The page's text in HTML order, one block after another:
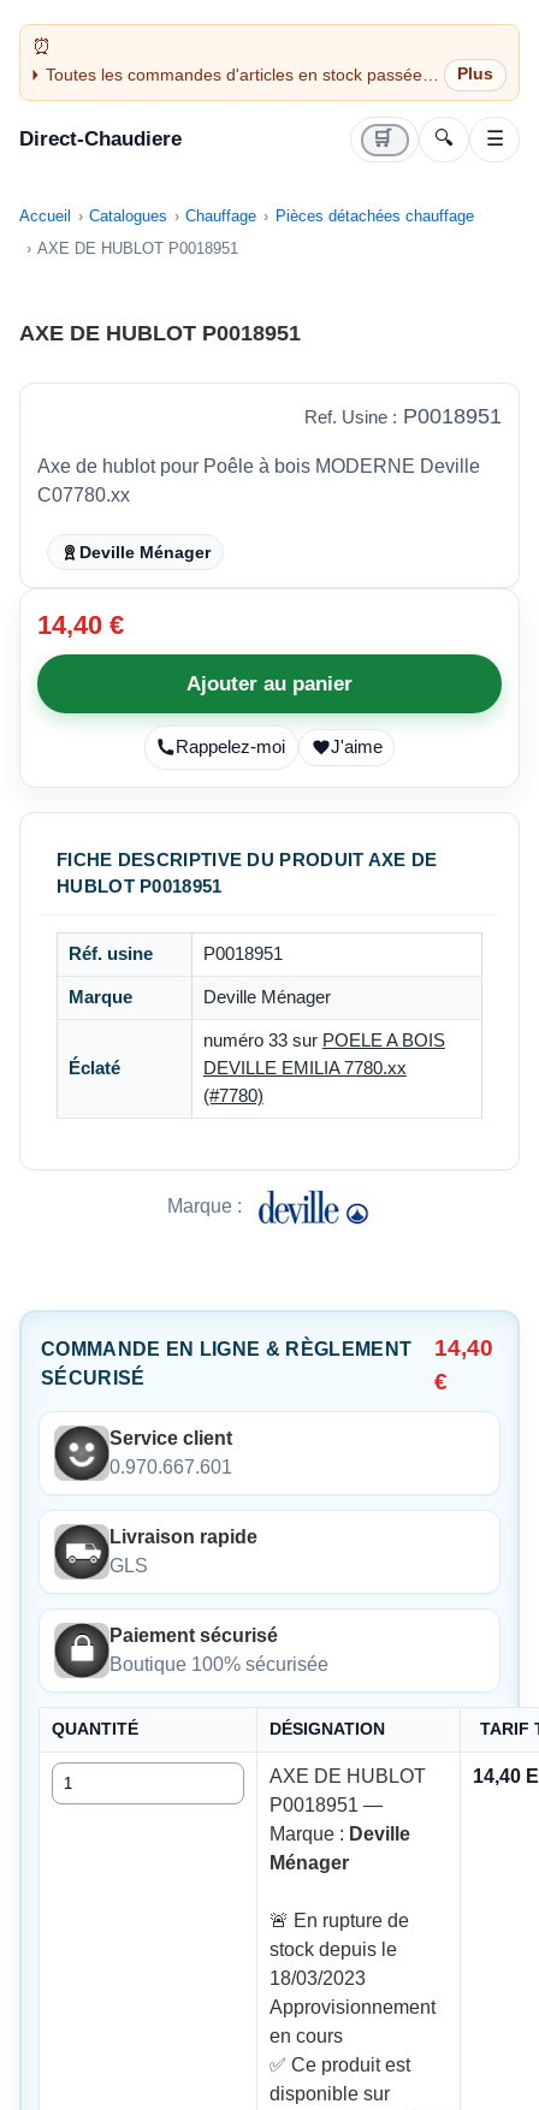
Toutes les commandes d'articles en stock passées
avant 14H sont expédiées le jour même (jours
Direct-Chaudiere 🛒 🔍 ☰
Accueil Catalogues Chauffage
Pièces détachées chauffage
AXE DE HUBLOT P0018951
AXE DE HUBLOT P0018951
Ref. Usine : P0018951
Axe de hublot pour Poêle à bois MODERNE Deville
C07780.xx
Deville Ménager
14,40 €
Ajouter au panier
Rappelez-moi J'aime
FICHE DESCRIPTIVE DU PRODUIT AXE DE
HUBLOT P0018951
Réf. usine P0018951
Marque Deville Ménager
Éclaté
numéro 33 sur POELE A BOIS
DEVILLE EMILIA 7780.xx
(#7780)
Marque :
COMMANDE EN LIGNE & RÈGLEMENT
SÉCURISÉ
14,40
€
Service client
0.970.667.601
Livraison rapide
GLS
Paiement sécurisé
Boutique 100% sécurisée
QUANTITÉ DÉSIGNATION TARIF
Quantité
AXE DE HUBLOT
P0018951 —
Marque : Deville
Ménager
🚨 En rupture de
stock depuis le
18/03/2023
Approvisionnement
en cours
✅ Ce produit est
disponible sur
14,40